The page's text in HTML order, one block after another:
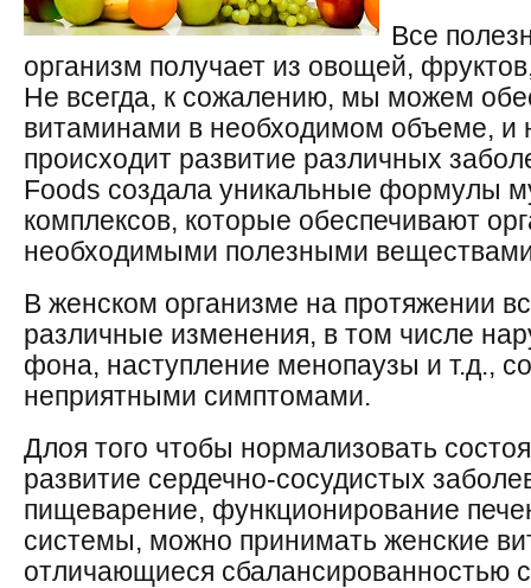
Все
организм получает из овощей,
Не всегда, к сожалению, мы можем
витаминами в необходимом объеме,
происходит развитие различных
Foods создала уникальные формулы
комплексов, которые обеспечивают
необходимыми полезными
В женском организме на протяжении
различные изменения, в том числе
фона, наступление менопаузы и т.д.,
неприятными симптомами.
Длоя того чтобы нормализовать
развитие сердечно-сосудистых
пищеварение, функционирование
системы, можно принимать женские
отличающиеся сбалансированностью